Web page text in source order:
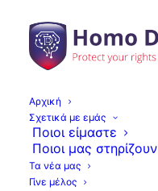
Αρχική
Σχετικά με εμάς
Ποιοι είμαστε
Ποιοι μας στηρίζουν
Τα νέα μας
Γίνε μέλος